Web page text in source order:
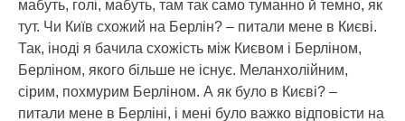
мабуть, голі, мабуть, там так само туманно й темно, як
тут. Чи Київ схожий на Берлін? – питали мене в Києві.
Так, іноді я бачила схожість між Києвом і Берліном,
Берліном, якого більше не існує. Меланхолійним,
сірим, похмурим Берліном. А як було в Києві? –
питали мене в Берліні, і мені було важко відповісти на